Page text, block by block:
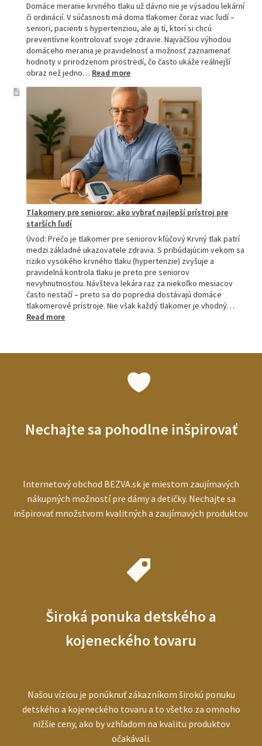
Domáce meranie krvného tlaku už dávno nie je výsadou lekární
či ordinácií. V súčasnosti má doma tlakomer čoraz viac ľudí –
seniori, pacienti s hypertenziou, ale aj tí, ktorí si chcú
preventívne kontrolovať svoje zdravie. Najväčšou výhodou
domáceho merania je pravidelnosť a možnosť zaznamenať
hodnoty v prirodzenom prostredí, čo často ukáže reálnejší
obraz než jedno… Read more:
tlakomer
porovnanie:
M2,
M3,
M6
a
M7
Tlakomery pre seniorov: ako vybrať najlepší prístroj pre
starších ľudí
Úvod: Prečo je tlakomer pre seniorov kľúčový Krvný tlak patrí
medzi základné ukazovatele zdravia. S pribúdajúcim vekom sa
riziko vysokého krvného tlaku (hypertenzie) zvyšuje a
pravidelná kontrola tlaku je preto pre seniorov
nevyhnutnosťou. Návšteva lekára raz za niekoľko mesiacov
často nestačí – preto sa do popredia dostávajú domáce
tlakomerové prístroje. Nie však každý tlakomer je vhodný…
Read more:
ľudí
Nechajte sa pohodlne inšpirovať
Internetový obchod BEZVA.sk je miestom zaujímavých
nákupných možností pre dámy a detičky. Nechajte sa
inšpirovať množstvom kvalitných a zaujímavých produktov.
Široká ponuka detského a
kojeneckého tovaru
Našou víziou je ponúknuť zákazníkom širokú ponuku
detského a kojeneckého tovaru a to všetko za omnoho
nižšie ceny, ako by vzhľadom na kvalitu produktov
očakávali.